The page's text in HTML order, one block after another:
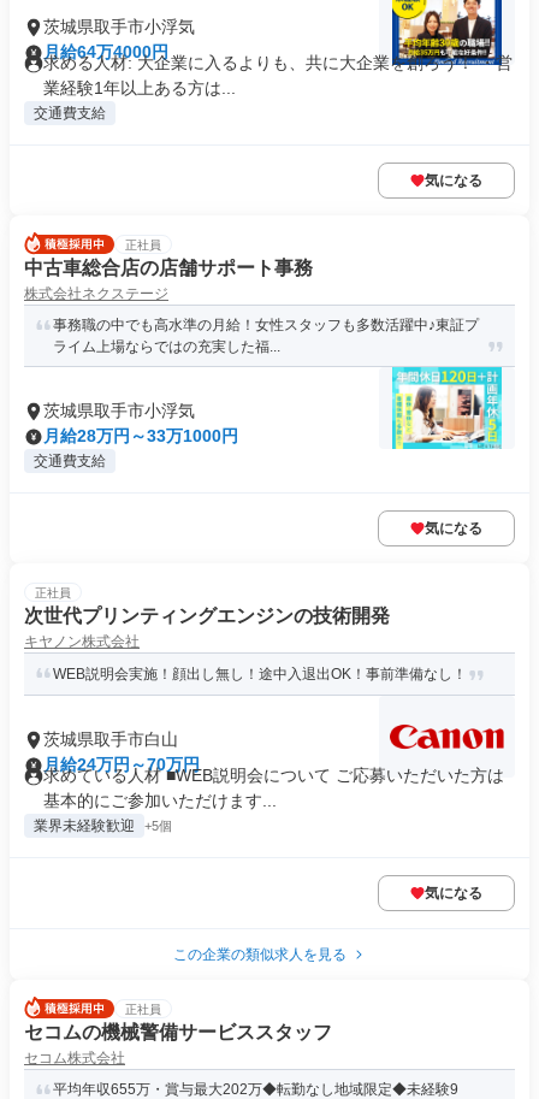
茨城県取手市小浮気
月給64万4000円
求める人材: 大企業に入るよりも、共に大企業を創ろう！ ・営
業経験1年以上ある方は...
交通費支給
気になる
正社員
中古車総合店の店舗サポート事務
株式会社ネクステージ
事務職の中でも高水準の月給！女性スタッフも多数活躍中♪東証プ
ライム上場ならではの充実した福...
茨城県取手市小浮気
月給28万円～33万1000円
交通費支給
気になる
正社員
次世代プリンティングエンジンの技術開発
キヤノン株式会社
WEB説明会実施！顔出し無し！途中入退出OK！事前準備なし！
茨城県取手市白山
月給24万円～70万円
求めている人材 ■WEB説明会について ご応募いただいた方は
基本的にご参加いただけます...
業界未経験歓迎 +5個
気になる
この企業の類似求人を見る
正社員
セコムの機械警備サービススタッフ
セコム株式会社
平均年収655万・賞与最大202万◆転勤なし地域限定◆未経験9